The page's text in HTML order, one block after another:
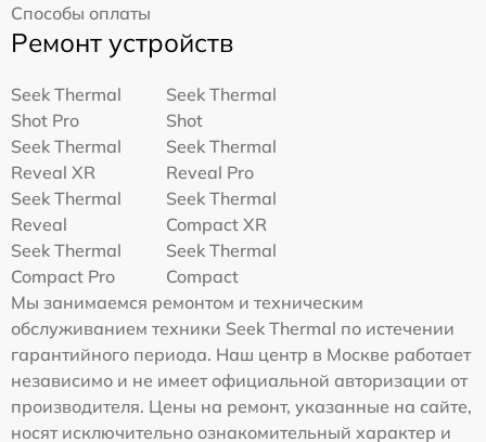
Способы оплаты
Ремонт устройств
Seek Thermal
Shot Pro
Seek Thermal
Shot
Seek Thermal
Reveal XR
Seek Thermal
Reveal Pro
Seek Thermal
Reveal
Seek Thermal
Compact XR
Seek Thermal
Compact Pro
Seek Thermal
Compact
Мы занимаемся ремонтом и техническим
обслуживанием техники Seek Thermal по истечении
гарантийного периода. Наш центр в Москве работает
независимо и не имеет официальной авторизации от
производителя. Цены на ремонт, указанные на сайте,
носят исключительно ознакомительный характер и